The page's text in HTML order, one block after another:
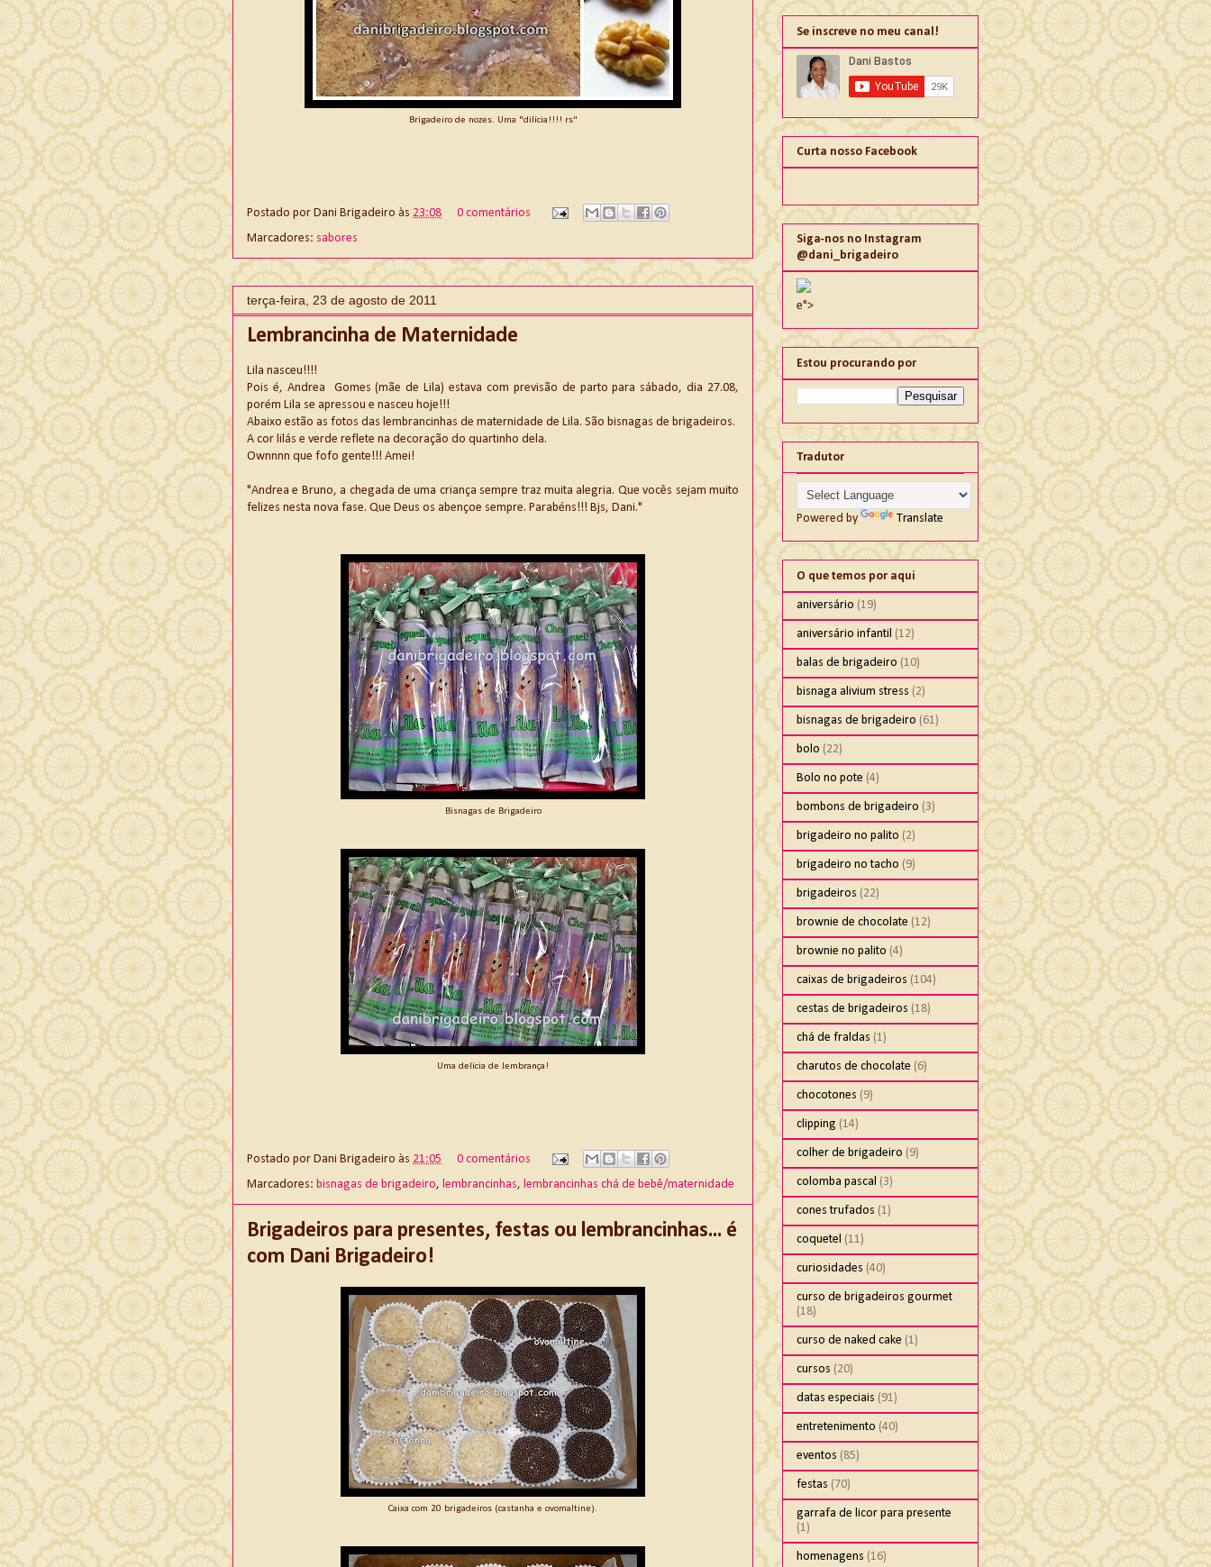
Brigadeiro de nozes. Uma "dilícia!!!! rs"
Postado por Dani Brigadeiro às 23:08
0 comentários
Marcadores: sabores
terça-feira, 23 de agosto de 2011
Lembrancinha de Maternidade
Lila nasceu!!!!
Pois é, Andrea Gomes (mãe de Lila) estava com previsão de parto para sábado, dia 27.08,
porém Lila se apressou e nasceu hoje!!!
Abaixo estão as fotos das lembrancinhas de maternidade de Lila. São bisnagas de brigadeiros.
A cor lilás e verde reflete na decoração do quartinho dela.
Ownnnn que fofo gente!!! Amei!
"Andrea e Bruno, a chegada de uma criança sempre traz muita alegria. Que vocês sejam muito
felizes nesta nova fase. Que Deus os abençoe sempre. Parabéns!!! Bjs, Dani."
Bisnagas de Brigadeiro
Uma delícia de lembrança!
Postado por Dani Brigadeiro às 21:05
0 comentários
Marcadores: bisnagas de brigadeiro, lembrancinhas, lembrancinhas chá de bebê/maternidade
Brigadeiros para presentes, festas ou lembrancinhas... é
com Dani Brigadeiro!
Caixa com 20 brigadeiros (castanha e ovomaltine).
Se inscreve no meu canal!
Curta nosso Facebook
Siga-nos no Instagram
@dani_brigadeiro
e">
Estou procurando por
Tradutor
Powered by Translate
O que temos por aqui
aniversário (19)
aniversário infantil (12)
balas de brigadeiro (10)
bisnaga alivium stress (2)
bisnagas de brigadeiro (61)
bolo (22)
Bolo no pote (4)
bombons de brigadeiro (3)
brigadeiro no palito (2)
brigadeiro no tacho (9)
brigadeiros (22)
brownie de chocolate (12)
brownie no palito (4)
caixas de brigadeiros (104)
cestas de brigadeiros (18)
chá de fraldas (1)
charutos de chocolate (6)
chocotones (9)
clipping (14)
colher de brigadeiro (9)
colomba pascal (3)
cones trufados (1)
coquetel (11)
curiosidades (40)
curso de brigadeiros gourmet
(18)
curso de naked cake (1)
cursos (20)
datas especiais (91)
entretenimento (40)
eventos (85)
festas (70)
garrafa de licor para presente
(1)
homenagens (16)